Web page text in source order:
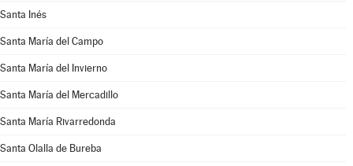
Santa Inés
Santa María del Campo
Santa María del Invierno
Santa María del Mercadillo
Santa María Rivarredonda
Santa Olalla de Bureba